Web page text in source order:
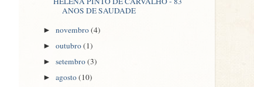
ANOS DE SAUDADE
►novembro(4)
►outubro(1)
►setembro(3)
►agosto(10)